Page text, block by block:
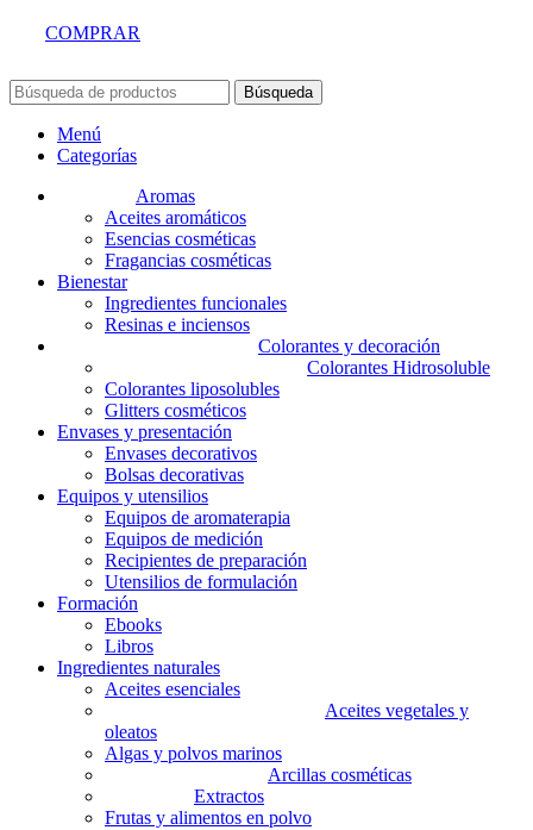
COMPRAR
Búsqueda
Menú
Categorías
Aromas
Aceites aromáticos
Esencias cosméticas
Fragancias cosméticas
Bienestar
Ingredientes funcionales
Resinas e inciensos
Colorantes y decoración
Colorantes Hidrosoluble
Colorantes liposolubles
Glitters cosméticos
Envases y presentación
Envases decorativos
Bolsas decorativas
Equipos y utensilios
Equipos de aromaterapia
Equipos de medición
Recipientes de preparación
Utensilios de formulación
Formación
Ebooks
Libros
Ingredientes naturales
Aceites esenciales
Aceites vegetales y
oleatos
Algas y polvos marinos
Arcillas cosméticas
Extractos
Frutas y alimentos en polvo